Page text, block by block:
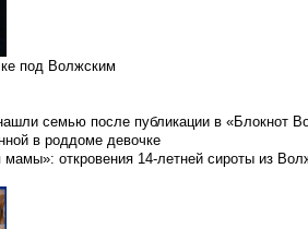
под Волжским
семью после публикации в «Блокнот
в роддоме девочке
откровения 14-летней сироты из